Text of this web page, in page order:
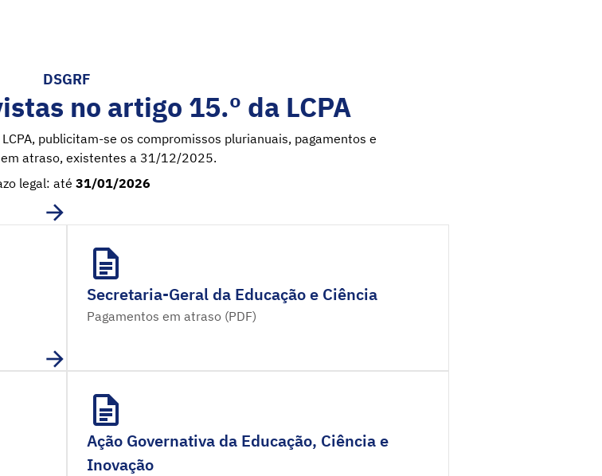
DSGRF
no artigo 15.º da LCPA
publicitam-se os compromissos plurianuais, pagamentos e
atraso, existentes a 31/12/2025.
legal: até 31/01/2026
Secretaria-Geral da Educação e Ciência
Pagamentos em atraso (PDF)
Ação Governativa da Educação, Ciência e
Inovação